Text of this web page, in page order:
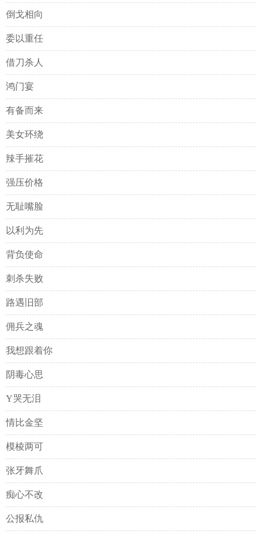
倒戈相向
委以重任
借刀杀人
鸿门宴
有备而来
美女环绕
辣手摧花
强压价格
无耻嘴脸
以利为先
背负使命
刺杀失败
路遇旧部
佣兵之魂
我想跟着你
阴毒心思
Y哭无泪
情比金坚
模棱两可
张牙舞爪
痴心不改
公报私仇